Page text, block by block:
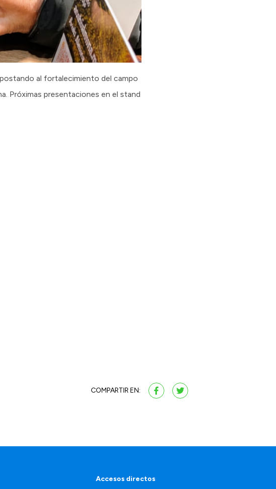
al fortalecimiento del campo
Próximas presentaciones en el stand
COMPARTIR EN:
Accesos directos